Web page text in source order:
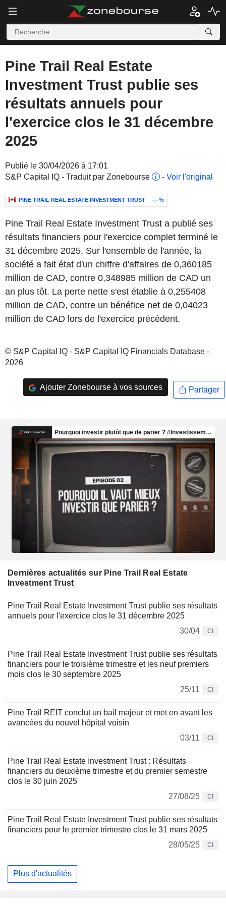
Pine Trail Real Estate
Investment Trust publie ses
résultats annuels pour
l'exercice clos le 31 décembre
2025
Publié le 30/04/2026 à 17:01
S&P Capital IQ - Traduit par Zonebourse
- Voir l'original
PINE TRAIL REAL ESTATE INVESTMENT TRUST -.--%
Pine Trail Real Estate Investment Trust a publié ses
résultats financiers pour l'exercice complet terminé le
31 décembre 2025. Sur l'ensemble de l'année, la
société a fait état d'un chiffre d'affaires de 0,360185
million de CAD, contre 0,348985 million de CAD un
an plus tôt. La perte nette s'est établie à 0,255408
million de CAD, contre un bénéfice net de 0,04023
million de CAD lors de l'exercice précédent.
© S&P Capital IQ - S&P Capital IQ Financials Database -
2026
Ajouter Zonebourse à vos sources Partager
Dernières actualités sur Pine Trail Real Estate
Investment Trust
Pine Trail Real Estate Investment Trust publie ses résultats
annuels pour l'exercice clos le 31 décembre 2025
30/04
CI
Pine Trail Real Estate Investment Trust publie ses résultats
financiers pour le troisième trimestre et les neuf premiers
mois clos le 30 septembre 2025
25/11
CI
Pine Trail REIT conclut un bail majeur et met en avant les
avancées du nouvel hôpital voisin
03/11
CI
Pine Trail Real Estate Investment Trust : Résultats
financiers du deuxième trimestre et du premier semestre
clos le 30 juin 2025
27/08/25
CI
Pine Trail Real Estate Investment Trust publie ses résultats
financiers pour le premier trimestre clos le 31 mars 2025
28/05/25
CI
Plus d'actualités